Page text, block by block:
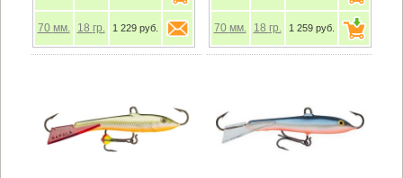
70 мм. 18 гр. 1 229 руб. 70 мм. 18 гр. 1 259 руб.